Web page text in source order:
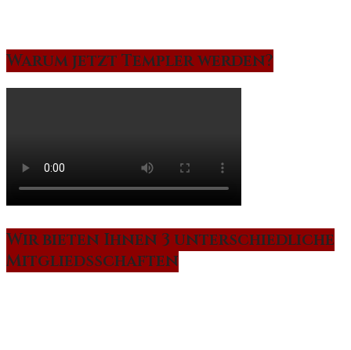
Warum jetzt Templer werden?
Wir bieten Ihnen 3 unterschiedliche
Mitgliedsschaften